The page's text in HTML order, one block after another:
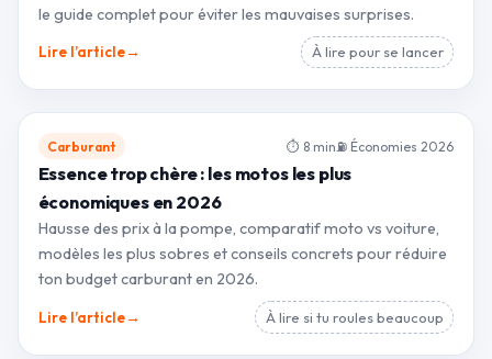
le guide complet pour éviter les mauvaises surprises.
Lire l’article→ À lire pour se lancer
Carburant ⏱ 8 min ⛽ Économies 2026
Essence trop chère : les motos les plus
économiques en 2026
Hausse des prix à la pompe, comparatif moto vs voiture,
modèles les plus sobres et conseils concrets pour réduire
ton budget carburant en 2026.
Lire l’article→ À lire si tu roules beaucoup